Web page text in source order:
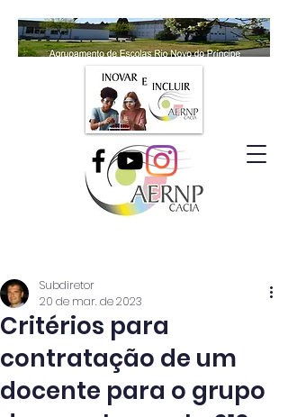
Critérios para
contratação de um
docente para o grupo
Subdiretor
20 de mar. de 2023